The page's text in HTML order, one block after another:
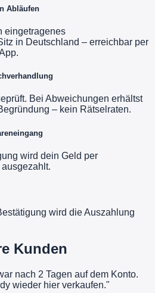
Abläufen
eingetragenes
in Deutschland – erreichbar per
Bei Abweichungen erhältst
– kein Rätselraten.
wird dein Geld per
wird die Auszahlung
Kunden
nach 2 Tagen auf dem Konto.
wieder hier verkaufen."